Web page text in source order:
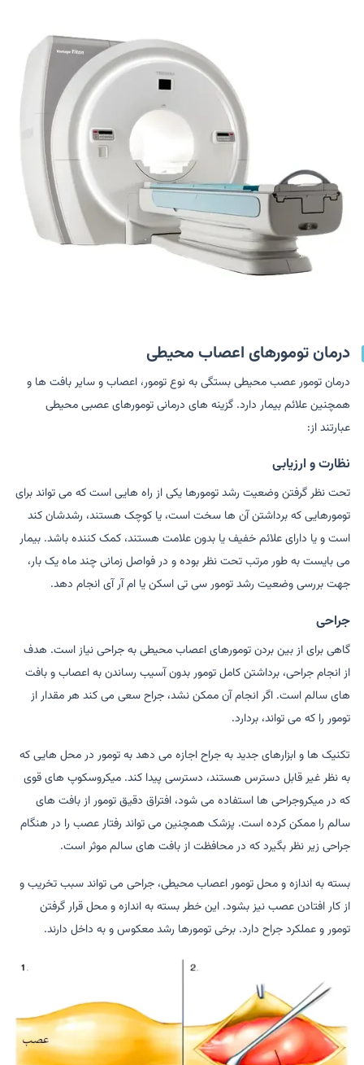
درمان تومورهای اعصاب محیطی
درمان تومور عصب محیطی بستگی به نوع تومور، اعصاب و سایر بافت ها و
همچنین علائم بیمار دارد. گزینه های درمانی تومورهای عصبی محیطی
عبارتند از:
نظارت و ارزیابی
تحت نظر گرفتن وضعیت رشد تومورها یکی از راه هایی است که می تواند برای
تومورهایی که برداشتن آن ها سخت است، یا کوچک هستند، رشدشان کند
است و یا دارای علائم خفیف یا بدون علامت هستند، کمک کننده باشد. بیمار
می بایست به طور مرتب تحت نظر بوده و در فواصل زمانی چند ماه یک بار،
جهت بررسی وضعیت رشد تومور سی تی اسکن یا ام آر آی انجام دهد.
جراحی
گاهی برای از بین بردن تومورهای اعصاب محیطی به جراحی نیاز است. هدف
از انجام جراحی، برداشتن کامل تومور بدون آسیب رساندن به اعصاب و بافت
های سالم است. اگر انجام آن ممکن نشد، جراح سعی می کند هر مقدار از
تومور را که می تواند، بردارد.
تکنیک ها و ابزارهای جدید به جراح اجازه می دهد به تومور در محل هایی که
به نظر غیر قابل دسترس هستند، دسترسی پیدا کند. میکروسکوپ های قوی
که در میکروجراحی ها استفاده می شود، افتراق دقیق تومور از بافت های
سالم را ممکن کرده است. پزشک همچنین می تواند رفتار عصب را در هنگام
جراحی زیر نظر بگیرد که در محافظت از بافت های سالم موثر است.
بسته به اندازه و محل تومور اعصاب محیطی، جراحی می تواند سبب تخریب و
از کار افتادن عصب نیز بشود. این خطر بسته به اندازه و محل قرار گرفتن
تومور و عملکرد جراح دارد. برخی تومورها رشد معکوس و به داخل دارند.